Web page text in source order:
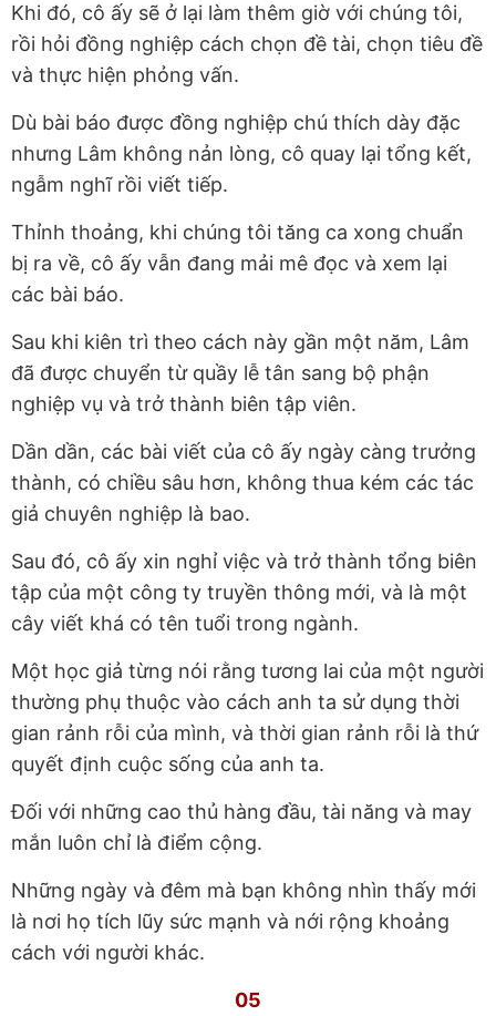
Khi đó, cô ấy sẽ ở lại làm thêm giờ với chúng tôi,
rồi hỏi đồng nghiệp cách chọn đề tài, chọn tiêu đề
và thực hiện phỏng vấn.
Dù bài báo được đồng nghiệp chú thích dày đặc
nhưng Lâm không nản lòng, cô quay lại tổng kết,
ngẫm nghĩ rồi viết tiếp.
Thỉnh thoảng, khi chúng tôi tăng ca xong chuẩn
bị ra về, cô ấy vẫn đang mải mê đọc và xem lại
các bài báo.
Sau khi kiên trì theo cách này gần một năm, Lâm
đã được chuyển từ quầy lễ tân sang bộ phận
nghiệp vụ và trở thành biên tập viên.
Dần dần, các bài viết của cô ấy ngày càng trưởng
thành, có chiều sâu hơn, không thua kém các tác
giả chuyên nghiệp là bao.
Sau đó, cô ấy xin nghỉ việc và trở thành tổng biên
tập của một công ty truyền thông mới, và là một
cây viết khá có tên tuổi trong ngành.
Một học giả từng nói rằng tương lai của một người
thường phụ thuộc vào cách anh ta sử dụng thời
gian rảnh rỗi của mình, và thời gian rảnh rỗi là thứ
quyết định cuộc sống của anh ta.
Đối với những cao thủ hàng đầu, tài năng và may
mắn luôn chỉ là điểm cộng.
Những ngày và đêm mà bạn không nhìn thấy mới
là nơi họ tích lũy sức mạnh và nới rộng khoảng
cách với người khác.
05